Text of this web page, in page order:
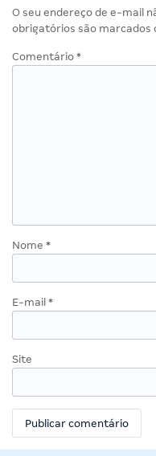
O seu endereço de e-mail
obrigatórios são marcados
Comentário *
Nome *
E-mail *
Site